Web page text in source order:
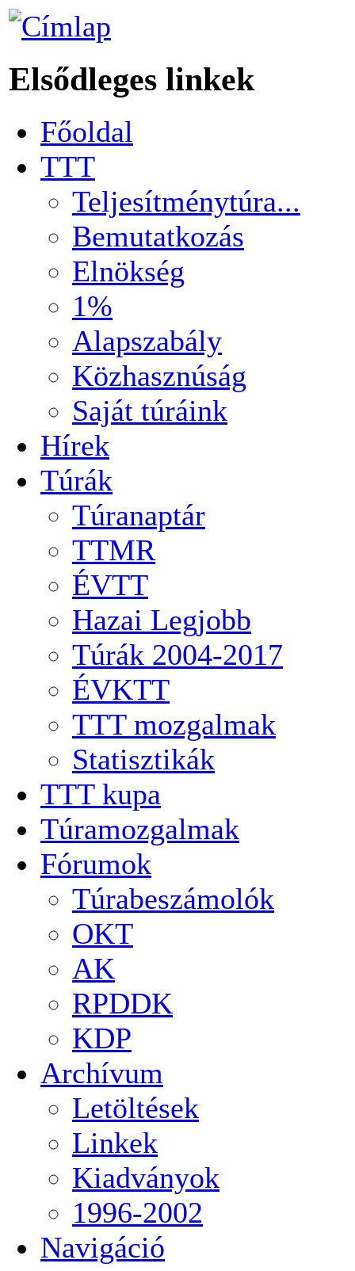
Elsődleges linkek
Főoldal
TTT
Teljesítménytúra...
Bemutatkozás
Elnökség
1%
Alapszabály
Közhasznúság
Saját túráink
Hírek
Túrák
Túranaptár
TTMR
ÉVTT
Hazai Legjobb
Túrák 2004-2017
ÉVKTT
TTT mozgalmak
Statisztikák
TTT kupa
Túramozgalmak
Fórumok
Túrabeszámolók
OKT
AK
RPDDK
KDP
Archívum
Letöltések
Linkek
Kiadványok
1996-2002
Navigáció